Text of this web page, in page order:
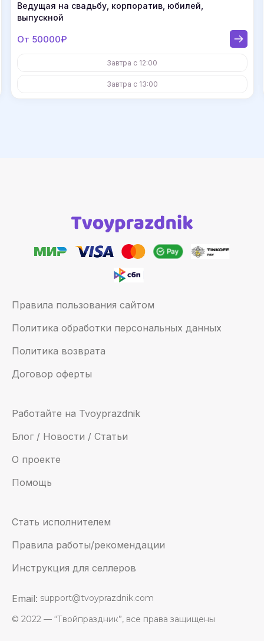
Ведущая на свадьбу, корпоратив, юбилей,
выпускной
От 50000₽
Завтра с 12:00
Завтра с 13:00
Правила пользования сайтом
Политика обработки персональных данных
Политика возврата
Договор оферты
Работайте на Tvoyprazdnik
Блог / Новости / Статьи
О проекте
Помощь
Стать исполнителем
Правила работы/рекомендации
Инструкция для селлеров
Email: support@tvoyprazdnik.com
© 2022 — “Твойпраздник”, все права защищены